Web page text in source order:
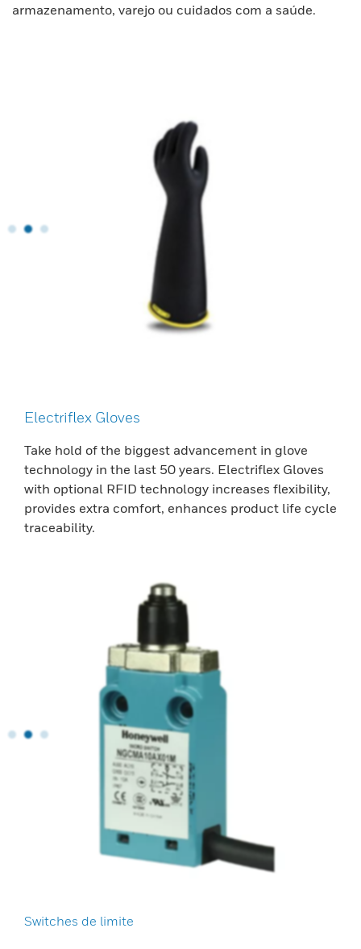
armazenamento, varejo ou cuidados com a saúde.
Electriflex Gloves
Take hold of the biggest advancement in glove
technology in the last 50 years. Electriflex Gloves
with optional RFID technology increases flexibility,
provides extra comfort, enhances product life cycle
traceability.
Switches de limite